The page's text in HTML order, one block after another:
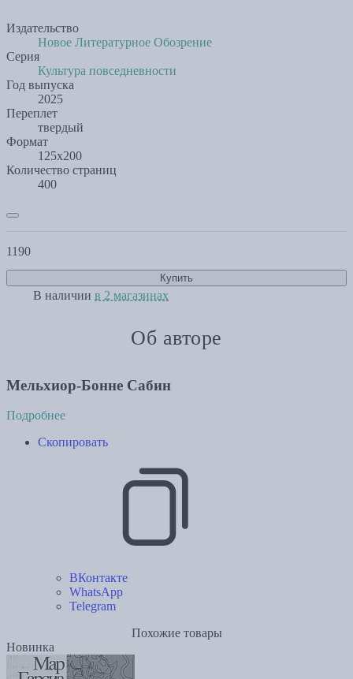
Издательство
Новое Литературное Обозрение
Серия
Культура повседневности
Год выпуска
2025
Переплет
твердый
Формат
125х200
Количество страниц
400
1190
Купить
В наличии в 2 магазинах
Об авторе
Мельхиор-Бонне Сабин
Подробнее
Скопировать
ВКонтакте
WhatsApp
Telegram
Похожие товары
Новинка